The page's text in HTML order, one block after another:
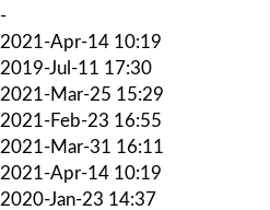
-
2021-Apr-14 10:19
2019-Jul-11 17:30
2021-Mar-25 15:29
2021-Feb-23 16:55
2021-Mar-31 16:11
2021-Apr-14 10:19
2020-Jan-23 14:37